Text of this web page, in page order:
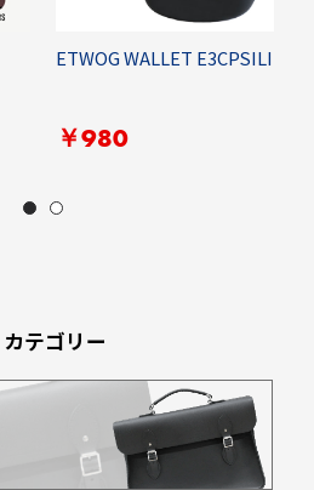
ETWOG WALLET E3CPSILI
￥980
カテゴリー